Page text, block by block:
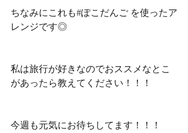
ちなみにこれも#ぽこだんご を使ったア
レンジです◎
私は旅行が好きなのでおススメなとこ
があったら教えてください！！！
今週も元気にお待ちしてます！！！